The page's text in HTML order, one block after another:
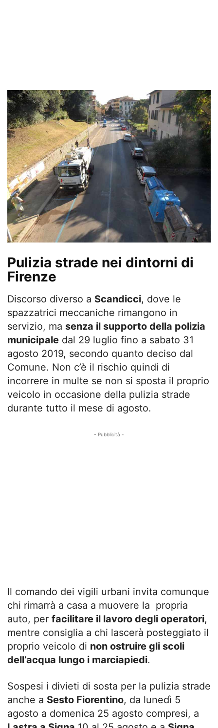
Pulizia strade nei dintorni di
Firenze
Discorso diverso a Scandicci, dove le
spazzatrici meccaniche rimangono in
servizio, ma senza il supporto della polizia
municipale dal 29 luglio fino a sabato 31
agosto 2019, secondo quanto deciso dal
Comune. Non c’è il rischio quindi di
incorrere in multe se non si sposta il proprio
veicolo in occasione della pulizia strade
durante tutto il mese di agosto.
- Pubblicità -
Il comando dei vigili urbani invita comunque
chi rimarrà a casa a muovere la propria
auto, per facilitare il lavoro degli operatori,
mentre consiglia a chi lascerà posteggiato il
proprio veicolo di non ostruire gli scoli
dell’acqua lungo i marciapiedi.
Sospesi i divieti di sosta per la pulizia strade
anche a Sesto Fiorentino, da lunedì 5
agosto a domenica 25 agosto compresi, a